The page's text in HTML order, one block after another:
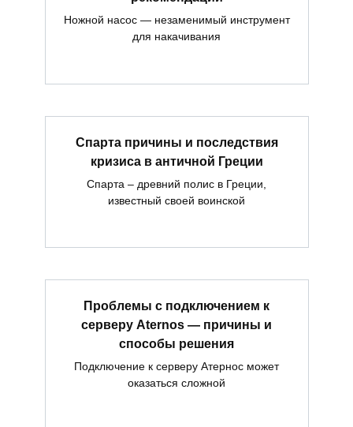
Ножной насос — незаменимый инструмент
для накачивания
Спарта причины и последствия
кризиса в античной Греции
Спарта – древний полис в Греции,
известный своей воинской
Проблемы с подключением к
серверу Aternos — причины и
способы решения
Подключение к серверу Атернос может
оказаться сложной